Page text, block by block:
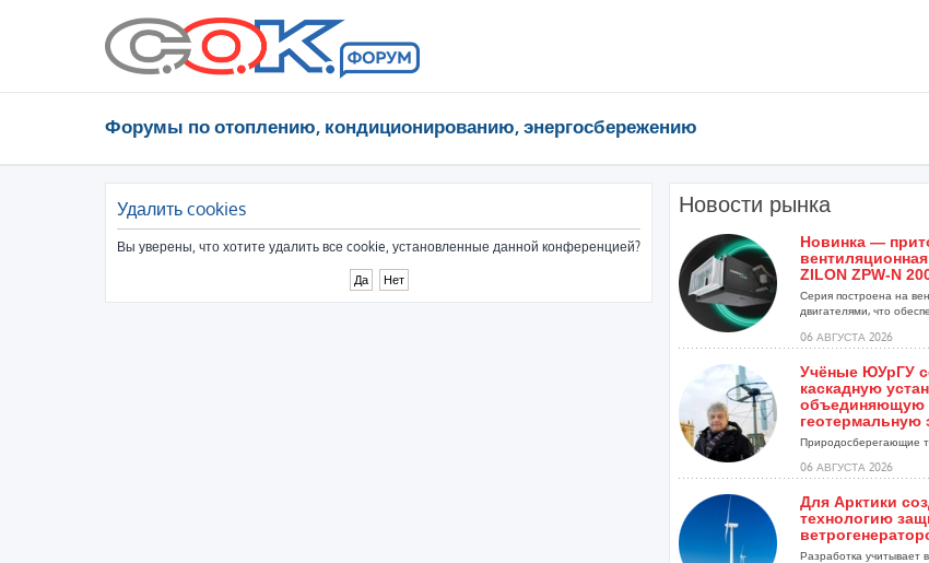
Форумы по отоплению, кондиционированию, энергосбережению
Удалить cookies
Вы уверены, что хотите удалить все cookie, установленные данной конференцией?
Новости рынка
Новинка —
ZILON ZPW-N
Серия построена на
двигателями, что
06 АВГУСТА 2026
Учёные ЮУрГУ
каскадную
объединяющую
геотермальную
Природосберегающие
06 АВГУСТА 2026
Для Арктики
технологию
Разработка учитывает